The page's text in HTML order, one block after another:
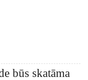
būs skatāma